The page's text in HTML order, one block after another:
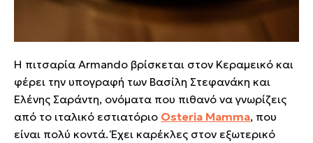
Η πιτσαρία Armando βρίσκεται στον Κεραμεικό και
φέρει την υπογραφή των Βασίλη Στεφανάκη και
Ελένης Σαράντη, ονόματα που πιθανό να γνωρίζεις
από το ιταλικό εστιατόριο Osteria Mamma, που
είναι πολύ κοντά. Έχει καρέκλες στον εξωτερικό